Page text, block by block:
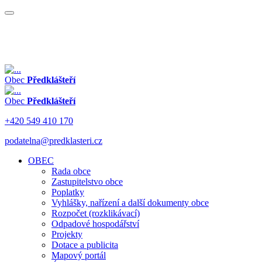
Obec Předklášteří
Obec Předklášteří
+420 549 410 170
podatelna@predklasteri.cz
OBEC
Rada obce
Zastupitelstvo obce
Poplatky
Vyhlášky, nařízení a další dokumenty obce
Rozpočet (rozklikávací)
Odpadové hospodářství
Projekty
Dotace a publicita
Mapový portál